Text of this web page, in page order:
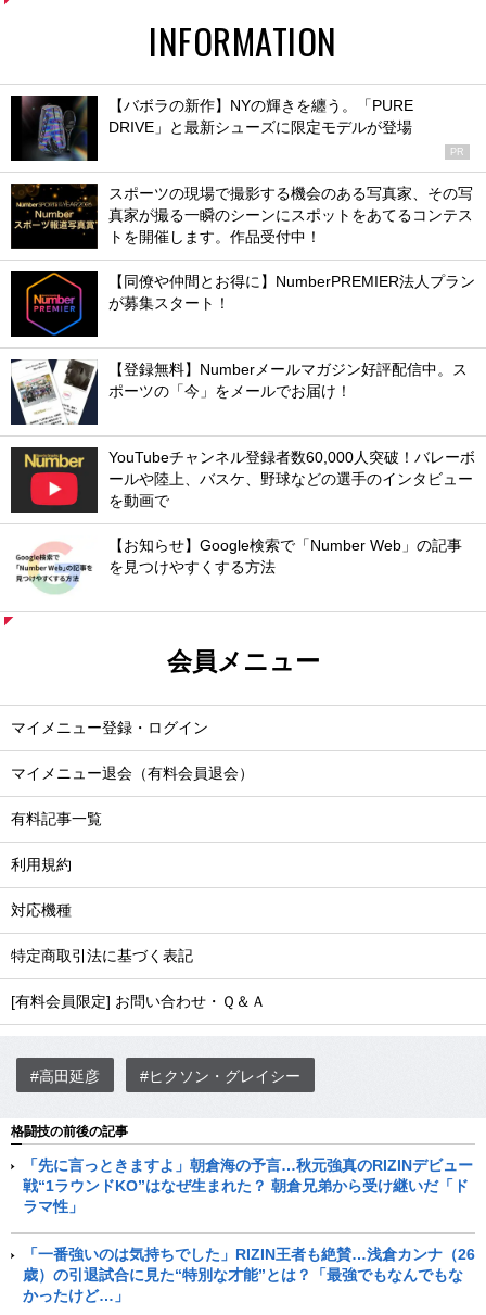
INFORMATION
【バボラの新作】NYの輝きを纏う。「PURE
DRIVE」と最新シューズに限定モデルが登場
PR
スポーツの現場で撮影する機会のある写真家、その写
真家が撮る一瞬のシーンにスポットをあてるコンテス
トを開催します。作品受付中！
【同僚や仲間とお得に】NumberPREMIER法人プラン
が募集スタート！
【登録無料】Numberメールマガジン好評配信中。ス
ポーツの「今」をメールでお届け！
YouTubeチャンネル登録者数60,000人突破！バレーボ
ールや陸上、バスケ、野球などの選手のインタビュー
を動画で
【お知らせ】Google検索で「Number Web」の記事
を見つけやすくする方法
会員メニュー
マイメニュー登録・ログイン
マイメニュー退会（有料会員退会）
有料記事一覧
利用規約
対応機種
特定商取引法に基づく表記
[有料会員限定] お問い合わせ・Ｑ＆Ａ
#高田延彦 #ヒクソン・グレイシー
格闘技の前後の記事
「先に言っときますよ」朝倉海の予言…秋元強真のRIZINデビュー
戦“1ラウンドKO”はなぜ生まれた？ 朝倉兄弟から受け継いだ「ド
ラマ性」
「一番強いのは気持ちでした」RIZIN王者も絶賛…浅倉カンナ（26
歳）の引退試合に見た“特別な才能”とは？「最強でもなんでもな
かったけど…」